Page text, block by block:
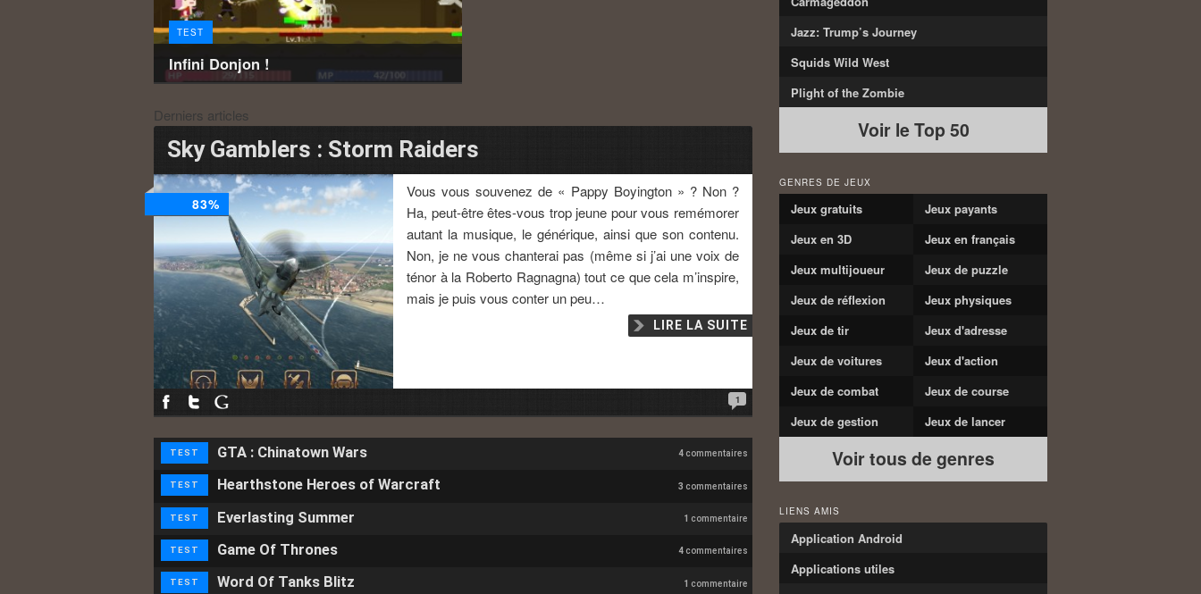
TEST
Infini Donjon !
Derniers articles
Sky Gamblers : Storm Raiders
83%
Vous vous souvenez de « Pappy Boyington » ? Non ?
Ha, peut-être êtes-vous trop jeune pour vous remémorer
autant la musique, le générique, ainsi que son contenu.
Non, je ne vous chanterai pas (même si j’ai une voix de
ténor à la Roberto Ragnagna) tout ce que cela m’inspire,
mais je puis vous conter un peu…
LIRE LA SUITE
1
TEST GTA : Chinatown Wars 4 commentaires
TEST Hearthstone Heroes of Warcraft 3 commentaires
TEST Everlasting Summer 1 commentaire
TEST Game Of Thrones 4 commentaires
TEST Word Of Tanks Blitz 1 commentaire
Jazz: Trump’s Journey
Squids Wild West
Plight of the Zombie
Voir le Top 50
GENRES DE JEUX
Jeux gratuits
Jeux payants
Jeux en 3D
Jeux en français
Jeux multijoueur
Jeux de puzzle
Jeux de réflexion
Jeux physiques
Jeux de tir
Jeux d'adresse
Jeux de voitures
Jeux d'action
Jeux de combat
Jeux de course
Jeux de gestion
Jeux de lancer
Voir tous de genres
LIENS AMIS
Application Android
Applications utiles